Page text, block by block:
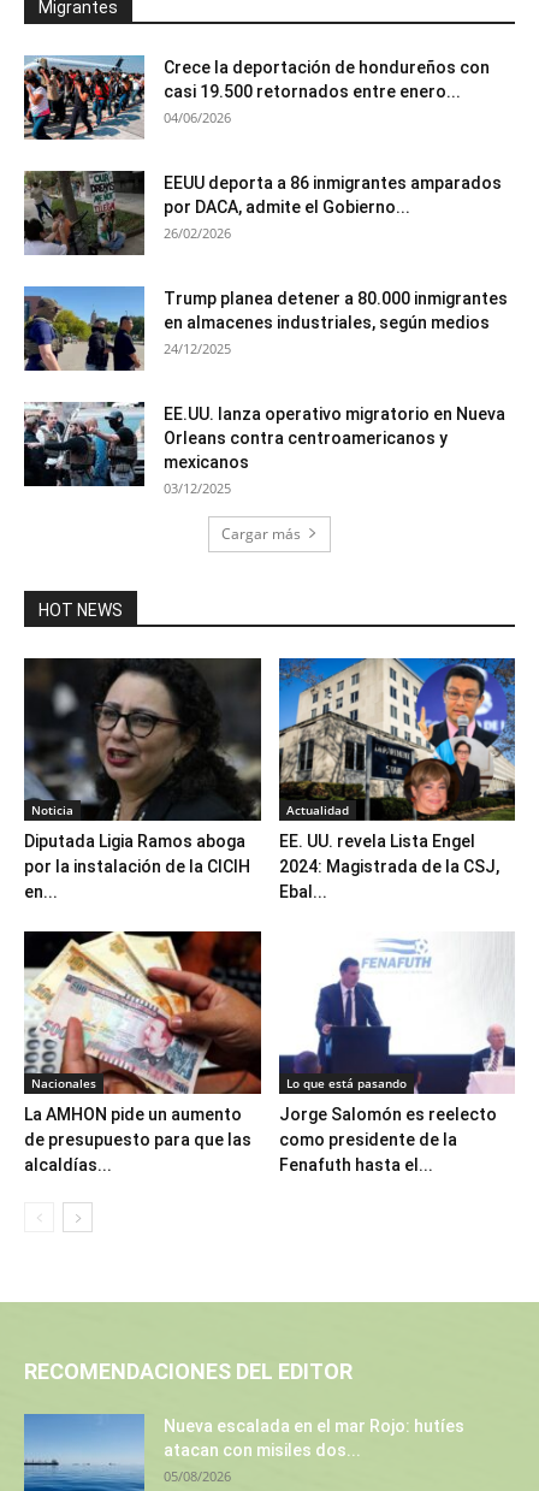
Migrantes
Crece la deportación de hondureños con
casi 19.500 retornados entre enero...
04/06/2026
EEUU deporta a 86 inmigrantes amparados
por DACA, admite el Gobierno...
26/02/2026
Trump planea detener a 80.000 inmigrantes
en almacenes industriales, según medios
24/12/2025
EE.UU. lanza operativo migratorio en Nueva
Orleans contra centroamericanos y
mexicanos
03/12/2025
Cargar más
HOT NEWS
Noticia
Diputada Ligia Ramos aboga
por la instalación de la CICIH
en...
Actualidad
EE. UU. revela Lista Engel
2024: Magistrada de la CSJ,
Ebal...
Nacionales
La AMHON pide un aumento
de presupuesto para que las
alcaldías...
Lo que está pasando
Jorge Salomón es reelecto
como presidente de la
Fenafuth hasta el...
RECOMENDACIONES DEL EDITOR
Nueva escalada en el mar Rojo: hutíes
atacan con misiles dos...
05/08/2026